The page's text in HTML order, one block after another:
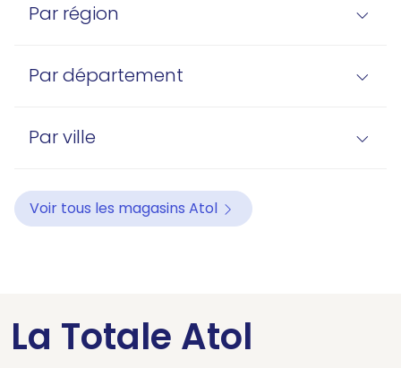
Par région
Par département
Par ville
Voir tous les magasins Atol
La Totale Atol